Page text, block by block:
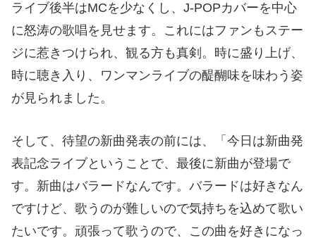
ライブ後半はMCを少なくし、J-POPカバーを中心
に怒涛の歌唱を見せます。これにはファンもステー
ジに惹きつけられ、観る方も真剣。時に盛り上げ、
時に聴き入り、ワンマンライブの醍醐味を味わう姿
が見られました。
そして、待望の新曲発表の前には、「今日は新曲発
表記念ライブということで、最後に新曲が登場で
す。新曲はバラードなんです。バラードは好きなん
ですけど、歌うのが難しいので気持ちを込めて歌い
たいです。頑張って歌うので、この曲を好きになっ